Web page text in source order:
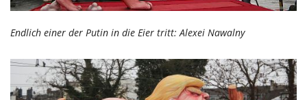
Endlich einer der Putin in die Eier tritt: Alexei Nawalny